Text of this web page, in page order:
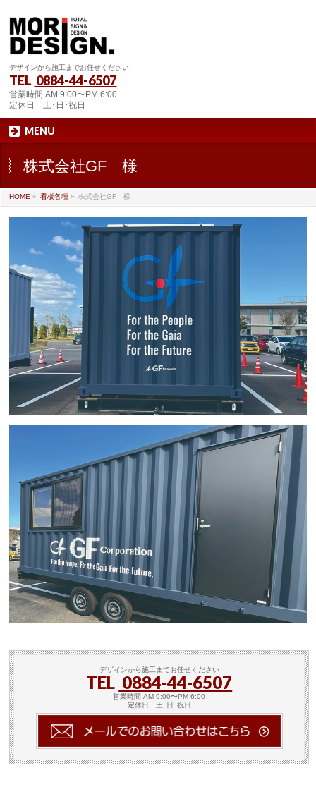
デザインから施工までお任せください
TEL 0884-44-6507
営業時間 AM 9:00〜PM 6:00
定休日 土･日･祝日
MENU
株式会社GF 様
HOME » 看板各種 » 株式会社GF 様
デザインから施工までお任せください
TEL 0884-44-6507
営業時間 AM 9:00〜PM 6:00
定休日 土･日･祝日